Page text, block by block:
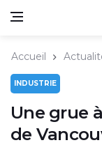
Accueil
INDUSTRIE
Une grue
de